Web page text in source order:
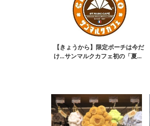
【きょうから】限定ポーチは今だ
け…サンマルクカフェ初の「夏福